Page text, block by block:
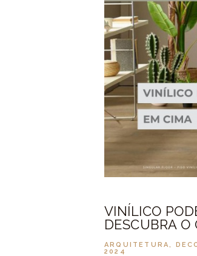
VINÍLICO
DESCUBRA O
ARQUITETURA,
2024